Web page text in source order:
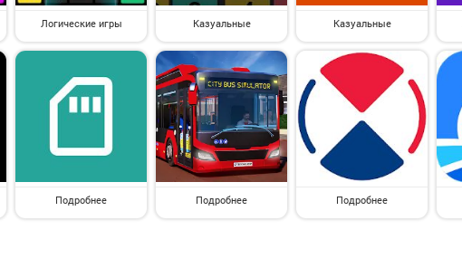
Логические игры Казуальные Казуальные
Подробнее Подробнее Подробнее